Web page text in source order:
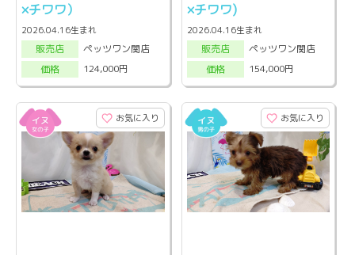
×チワワ）
2026.04.16生まれ
販売店
ペッツワン関店
価格
124,000円
×チワワ)
2026.04.16生まれ
販売店
ペッツワン関店
価格
154,000円
お気に入り お気に入り